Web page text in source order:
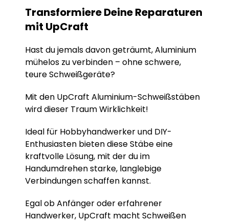
Transformiere Deine Reparaturen
mit UpCraft
Hast du jemals davon geträumt, Aluminium
mühelos zu verbinden – ohne schwere,
teure Schweißgeräte?
Mit den UpCraft Aluminium-Schweißstäben
wird dieser Traum Wirklichkeit!
Ideal für Hobbyhandwerker und DIY-
Enthusiasten bieten diese Stäbe eine
kraftvolle Lösung, mit der du im
Handumdrehen starke, langlebige
Verbindungen schaffen kannst.
Egal ob Anfänger oder erfahrener
Handwerker, UpCraft macht Schweißen